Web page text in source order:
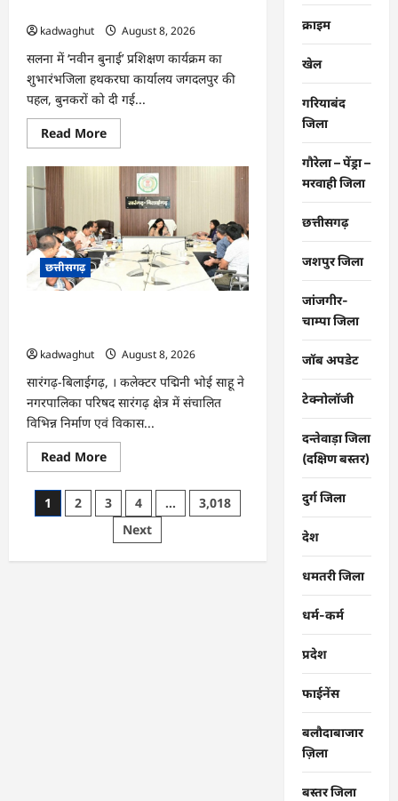
kadwaghut
August 8, 2026
सलना में ‘नवीन बुनाई’ प्रशिक्षण कार्यक्रम का
शुभारंभजिला हथकरघा कार्यालय जगदलपुर की
पहल, बुनकरों को दी गई...
Read MoreRead
more
CG
राष्ट्रीय
हथकरघा
दिवस
पर
विशेष
आयोजन
…
छत्तीसगढ़
kadwaghut
August 8, 2026
सारंगढ़-बिलाईगढ़, । कलेक्टर पद्मिनी भोई साहू ने
नगरपालिका परिषद सारंगढ़ क्षेत्र में संचालित
विभिन्न निर्माण एवं विकास...
Read MoreRead
more
CG
:
सारंगढ़
नगरपालिका
के
Posts
1 2 3 4 …
3,018
Next
क्राइम
खेल
गरियाबंद
जिला
गौरेला – पेंड्रा –
मरवाही जिला
छत्तीसगढ़
जशपुर जिला
जांजगीर-
चाम्पा जिला
जॉब अपडेट
टेक्नोलॉजी
दन्तेवाड़ा जिला
(दक्षिण बस्तर)
दुर्ग जिला
देश
धमतरी जिला
धर्म-कर्म
प्रदेश
फाईनेंस
बलौदाबाजार
ज़िला
बस्तर जिला